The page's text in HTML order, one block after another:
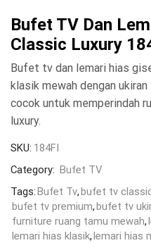
Bufet TV Dan
Classic Luxury
Bufet tv dan lemari hias
klasik mewah dengan
cocok untuk memperindah
luxury.
SKU: 184FI
Category: Bufet TV
Tags:Bufet Tv,bufet tv
bufet tv premium,bufet tv
furniture ruang tamu mewah,
lemari hias klasik,lemari hias